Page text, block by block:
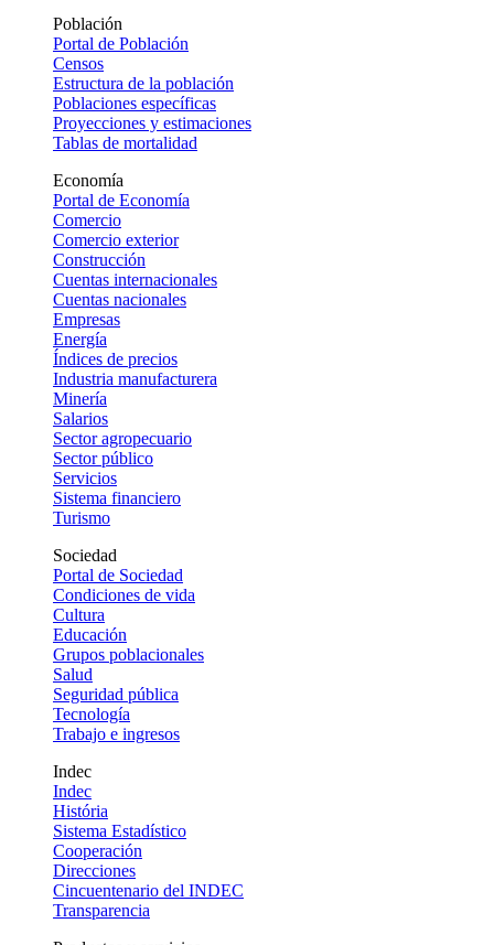
Población
Portal de Población
Censos
Estructura de la población
Poblaciones específicas
Proyecciones y estimaciones
Tablas de mortalidad
Economía
Portal de Economía
Comercio
Comercio exterior
Construcción
Cuentas internacionales
Cuentas nacionales
Empresas
Energía
Índices de precios
Industria manufacturera
Minería
Salarios
Sector agropecuario
Sector público
Servicios
Sistema financiero
Turismo
Sociedad
Portal de Sociedad
Condiciones de vida
Cultura
Educación
Grupos poblacionales
Salud
Seguridad pública
Tecnología
Trabajo e ingresos
Indec
Indec
História
Sistema Estadístico
Cooperación
Direcciones
Cincuentenario del INDEC
Transparencia